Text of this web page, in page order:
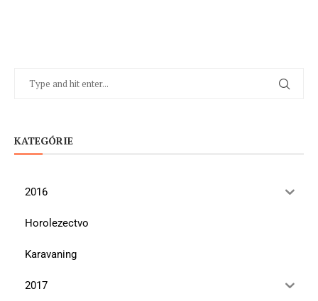
KATEGÓRIE
2016
Horolezectvo
Karavaning
2017